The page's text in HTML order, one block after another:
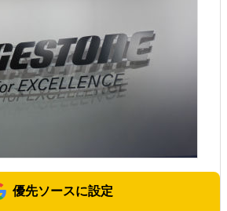
優先ソースに設定